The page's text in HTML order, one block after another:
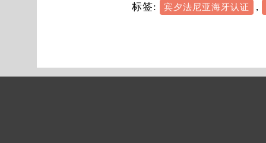
标签: 宾夕法尼亚海牙认证 ,